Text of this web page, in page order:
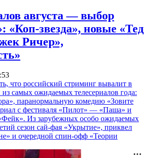
августа — выбор
«Коп-звезда», новые «Тед
Ричер»,
что российский стриминг вывалит в
из самых ожидаемых телесериалов года:
паранормальную комедию «Зовите
с фестиваля «Пилот» — «Паша» и
Из зарубежных особо ожидаемых
сезон сай-фая «Укрытие», приквел
и очередной спин-офф «Теории